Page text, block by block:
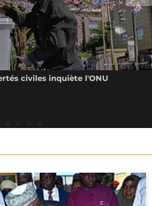
civiles inquiète l'ONU